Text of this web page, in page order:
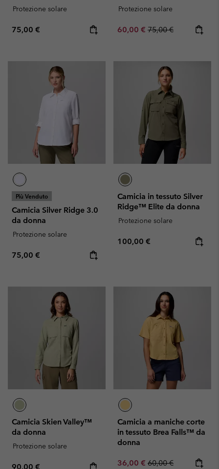
Protezione solare
Regular price:
75,00 €
Protezione solare
Sale price:
60,00 € Regular price:
75,00 €
Più Venduto
Camicia Silver Ridge 3.0
da donna
Protezione solare
Regular price:
75,00 €
Camicia in tessuto Silver
Ridge™ Elite da donna
Protezione solare
Regular price:
100,00 €
Camicia Skien Valley™
da donna
Protezione solare
Regular price:
90,00 €
Camicia a maniche corte
in tessuto Brea Falls™ da
donna
Sale price:
36,00 € Regular price:
60,00 €